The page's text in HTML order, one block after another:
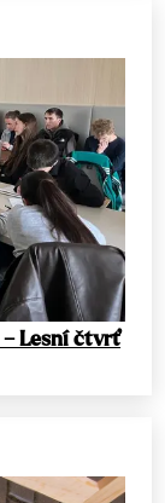
– Lesní čtvrť